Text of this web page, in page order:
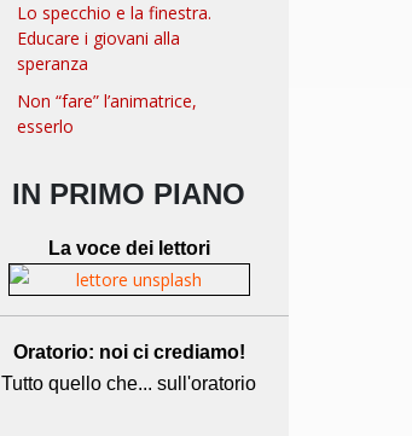
Lo specchio e la finestra.
Educare i giovani alla
speranza
Non “fare” l’animatrice,
esserlo
IN PRIMO PIANO
La voce dei lettori
Oratorio: noi ci crediamo!
Tutto quello che... sull'oratorio